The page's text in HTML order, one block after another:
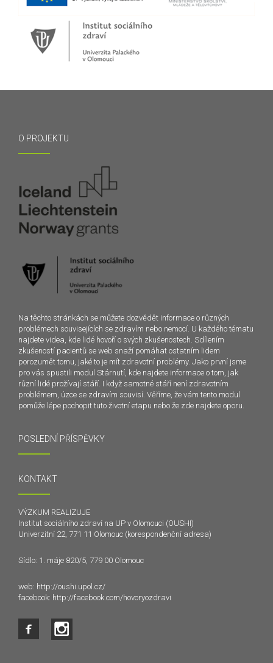
O PROJEKTU
Na těchto stránkách se můžete dozvědět informace o různých
problémech souvisejících se zdravím nebo nemocí. U každého tématu
najdete videa, kde lidé hovoří o svých zkušenostech. Sdílením
zkušeností pacientů se web snaží pomáhat ostatním lidem
porozumět tomu, jaké to je mít zdravotní problémy. Jako první jsme
pro vás spustili modul Stárnutí, kde najdete informace o tom, jak
různí lidé prožívají stáří. I když samotné stáří není zdravotním
problémem, úzce se zdravím souvisí. Věříme, že vám tento modul
pomůže lépe pochopit tuto životní etapu nebo že zde najdete oporu.
POSLEDNÍ PŘÍSPĚVKY
KONTAKT
VÝZKUM REALIZUJE
Institut sociálního zdraví na UP v Olomouci (OUSHI)
Univerzitní 22, 771 11 Olomouc (korespondenční adresa)
Sídlo: 1. máje 820/5, 779 00 Olomouc
web: http://oushi.upol.cz/
facebook: http://facebook.com/hovoryozdravi